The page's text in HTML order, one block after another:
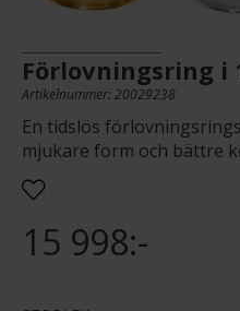
Förlovningsring i
Artikelnummer: 20029238
En tidslös
mjukare form och bättre
15 998:-